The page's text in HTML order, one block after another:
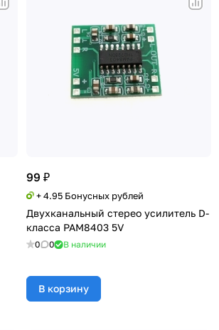
99 ₽
+ 4.95 Бонусных рублей
Двухканальный стерео усилитель D-
класса PAM8403 5V
0 0 В наличии
В корзину